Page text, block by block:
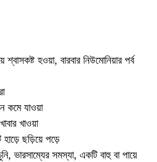
শ্বাসকষ্ট হওয়া, বারবার নিউমোনিয়ার পর্ব
কমে যাওয়া
খাওয়া
হাড়ে ছড়িয়ে পড়ে
ভারসাম্যের সমস্যা, একটি বাহু বা পায়ে